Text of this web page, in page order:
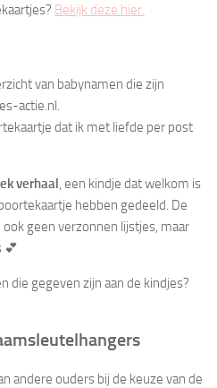
Bekijk deze hier.
van babynamen die zijn
actie.nl.
dat ik met liefde per post
verhaal, een kindje dat welkom is
hebben gedeeld. De
geen verzonnen lijstjes, maar
💕
die gegeven zijn aan de kindjes?
andere ouders bij de keuze van de